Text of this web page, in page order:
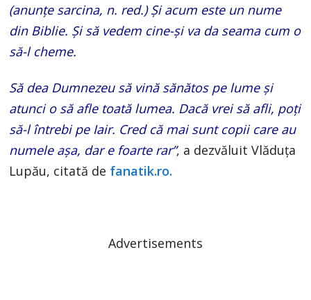
(anunțe sarcina, n. red.) Și acum este un nume
din Biblie. Și să vedem cine-și va da seama cum o
să-l cheme.
Să dea Dumnezeu să vină sănătos pe lume și
atunci o să afle toată lumea. Dacă vrei să afli, poți
să-l întrebi pe Iair. Cred că mai sunt copii care au
numele așa, dar e foarte rar”, a dezvăluit Vlăduța
Lupău, citată de fanatik.ro.
Advertisements